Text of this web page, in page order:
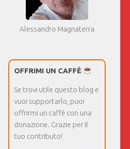
Alessandro Magnaterra
OFFRIMI UN CAFFÈ
Se trovi utile questo blog e
vuoi supportarlo, puoi
offrirmi un caffè con una
donazione. Grazie per il
tuo contributo!